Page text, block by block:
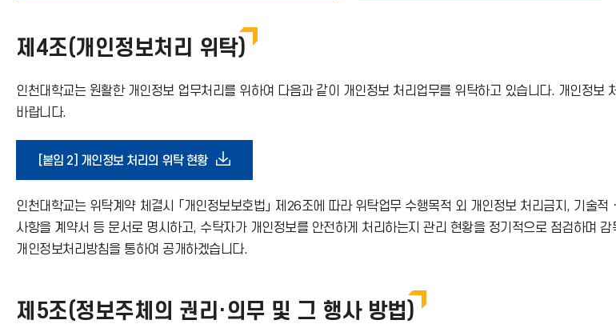
기
콘
드
제4조(개인정보처리 위탁)
인천대학교는 원활한 개인정보 업무처리를 위하여 다음과 같이 개인정보 처리업무를 위탁하고 있습니다. 개인정보
바랍니다.
[붙임 2] 개인정보 처리의 위탁 현황다
운
로
아
인천대학교는 위탁계약 체결시 「개인정보보호법」 제26조에 따라 위탁업무 수행목적 외 개인정보 처리금지, 기술
사항을 계약서 등 문서로 명시하고, 수탁자가 개인정보를 안전하게 처리하는지 관리 현황을 정기적으로 점검하며
개인정보처리방침을 통하여 공개하겠습니다.
제5조(정보주체의 권리·의무 및 그 행사 방법)